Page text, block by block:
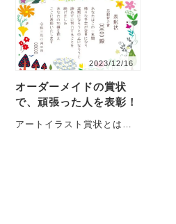
2023/12/16
オーダーメイドの賞状
で、頑張った人を表彰！
アートイラスト賞状とは？